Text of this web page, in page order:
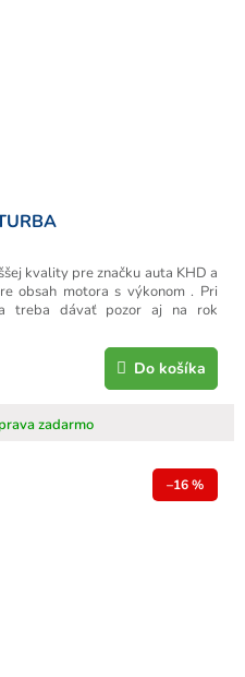
zadarmo
Do košíka
kvality pre značku auta KHD a
obsah motora s výkonom . Pri
treba dávať pozor aj na rok
–16 %